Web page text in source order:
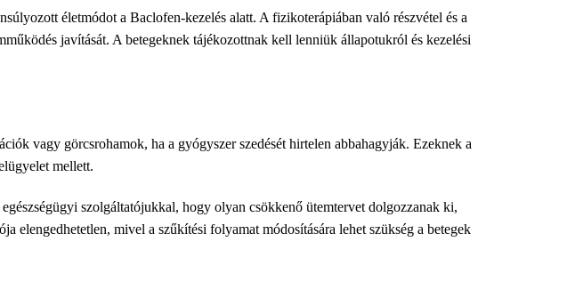
életmódot a Baclofen-kezelés alatt. A fizikoterápiában való részvétel és a
javítását. A betegeknek tájékozottnak kell lenniük állapotukról és kezelési
vagy görcsrohamok, ha a gyógyszer szedését hirtelen abbahagyják. Ezeknek a
mellett.
szolgáltatójukkal, hogy olyan csökkenő ütemtervet dolgozzanak ki,
mivel a szűkítési folyamat módosítására lehet szükség a betegek